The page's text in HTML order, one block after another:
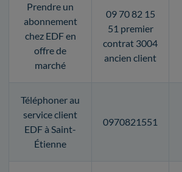
Prendre un
abonnement
chez EDF en
offre de
marché
09 70 82 15
51 premier
contrat 3004
ancien client
Téléphoner au
service client
EDF à Saint-
Étienne
0970821551